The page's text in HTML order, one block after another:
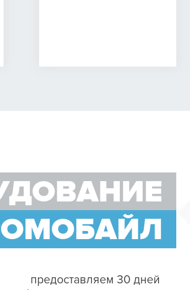
предоставляем 30 дней